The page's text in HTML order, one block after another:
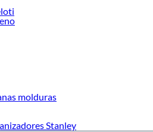
molduras
Stanley